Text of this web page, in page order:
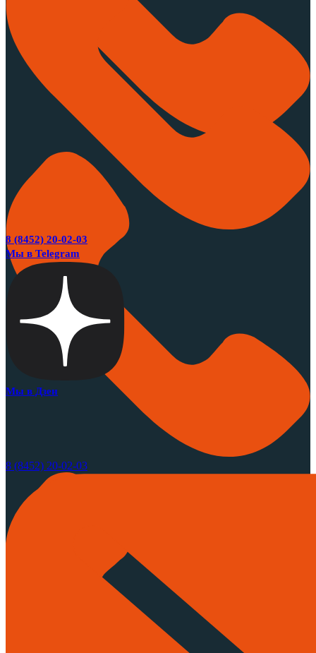
8 (8452) 20-02-03
8 (8452) 20-02-03
Мы в Telegram
Мы в Дзен